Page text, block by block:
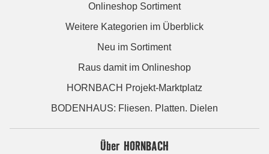
Onlineshop Sortiment
Weitere Kategorien im Überblick
Neu im Sortiment
Raus damit im Onlineshop
HORNBACH Projekt-Marktplatz
BODENHAUS: Fliesen. Platten. Dielen
Über HORNBACH